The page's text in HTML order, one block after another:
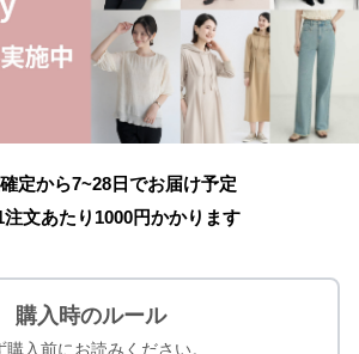
定から7~28日でお届け予定
文あたり 1000円かかります
購入時のルール
購入前にお読みください。